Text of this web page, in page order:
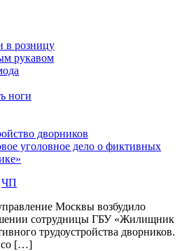
в розницу
рукавом
ноги
уголовное дело о фиктивных
ЧП
Москвы возбудило
сотрудницы ГБУ «Жилищник
трудоустройства дворников.
со […]